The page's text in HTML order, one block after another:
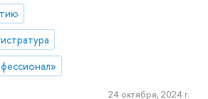
24 октября, 2024 г.